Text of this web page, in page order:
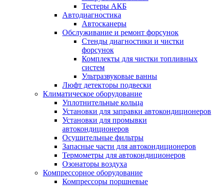
Тестеры АКБ
Автодиагностика
Автосканеры
Обслуживание и ремонт форсунок
Стенды диагностики и чистки
форсунок
Комплекты для чистки топливных
систем
Ультразвуковые ванны
Люфт детекторы подвески
Климатическое оборудование
Уплотнительные кольца
Установки для заправки автокондиционеров
Установки для промывки
автокондиционеров
Осушительные фильтры
Запасные части для автокондиционеров
Термометры для автокондиционеров
Озонаторы воздуха
Компрессорное оборудование
Компрессоры поршневые